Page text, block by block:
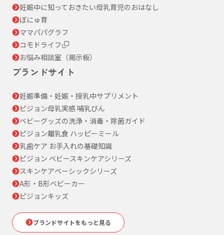
妊娠中に知っておきたい母乳育児のおはなし
ぼにゅ育
ママパパグラフ
コモドライフ
お悩み相談室（掲示板）
ブランドサイト
妊娠準備・妊娠・授乳中サプリメント
ピジョン母乳実感 哺乳びん
ベビーグッズの洗浄・消毒・除菌ガイド
ピジョン離乳食 ハッピーミール
乳歯ケア お手入れの基礎知識
ピジョン ベビースキンケアシリーズ
スキンケアベーシックシリーズ
A形・B形ベビーカー
ピジョンキッズ
ブランドサイトをもっと見る